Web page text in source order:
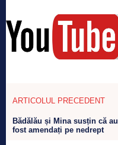
ARTICOLUL PRECEDENT
Bădălău și Mina susțin că au
fost amendați pe nedrept